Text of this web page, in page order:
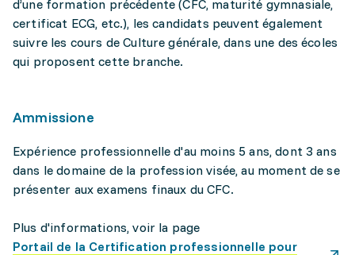
d’une formation précédente (CFC, maturité gymnasiale,
certificat ECG, etc.), les candidats peuvent également
suivre les cours de Culture générale, dans une des écoles
qui proposent cette branche.
Ammissione
Expérience professionnelle d'au moins 5 ans, dont 3 ans
dans le domaine de la profession visée, au moment de se
présenter aux examens finaux du CFC.
Plus d'informations, voir la page
Portail de la Certification professionnelle pour